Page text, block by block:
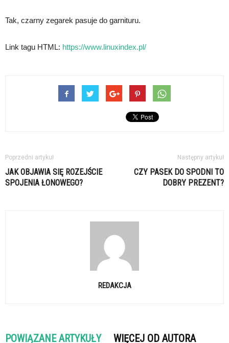
Tak, czarny zegarek pasuje do garnituru.
Link tagu HTML: https://www.linuxindex.pl/
Poprzedni artykuł
JAK OBJAWIA SIĘ ROZEJŚCIE
SPOJENIA ŁONOWEGO?
Następny artykuł
CZY PASEK DO SPODNI TO
DOBRY PREZENT?
REDAKCJA
POWIĄZANE ARTYKUŁY WIĘCEJ OD AUTORA